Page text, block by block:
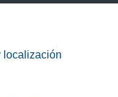
localización